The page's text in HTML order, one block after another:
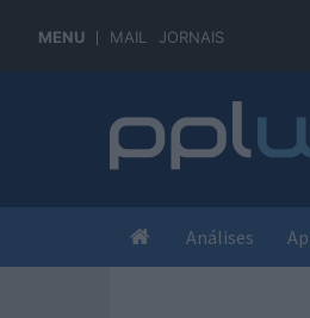
MENU MAIL JORNAIS
Análises